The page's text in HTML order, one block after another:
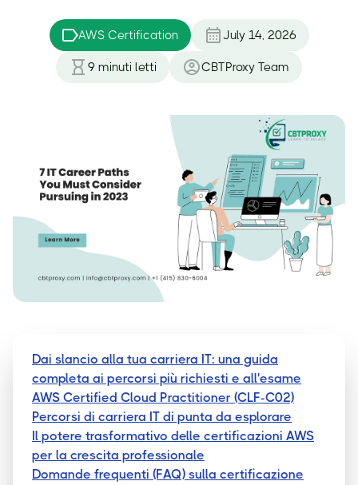
AWS Certification July 14, 2026
9 minuti letti CBTProxy Team
Dai slancio alla tua carriera IT: una guida
completa ai percorsi più richiesti e all'esame
AWS Certified Cloud Practitioner (CLF-C02)
Percorsi di carriera IT di punta da esplorare
Il potere trasformativo delle certificazioni AWS
per la crescita professionale
Domande frequenti (FAQ) sulla certificazione